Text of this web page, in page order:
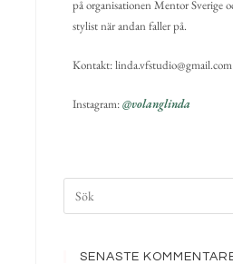
på organisationen Mentor Sverige
stylist när andan faller på.
Kontakt: linda.vfstudio@gmail.com
Instagram:@volanglinda
SENASTE